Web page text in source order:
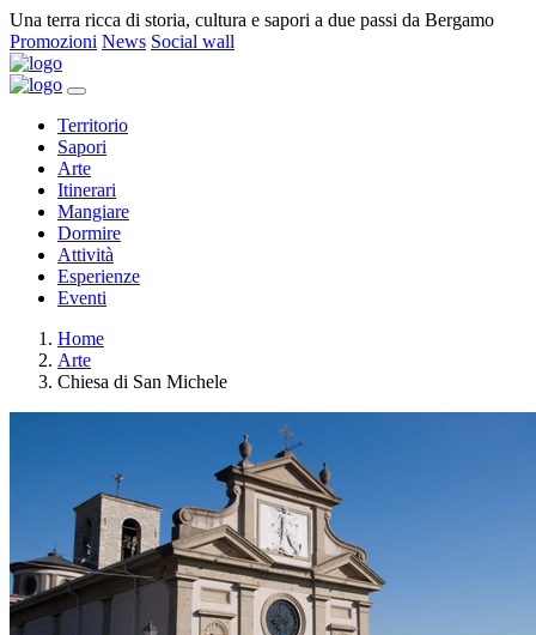
Una terra ricca di storia, cultura e sapori a due passi da Bergamo
Promozioni News Social wall
Territorio
Sapori
Arte
Itinerari
Mangiare
Dormire
Attività
Esperienze
Eventi
Home
Arte
Chiesa di San Michele